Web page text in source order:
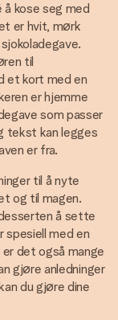
å kose seg med
er hvit, mørk
til
et kort med en
er hjemme
som passer
tekst kan legges
er fra.
til å nyte
og til magen.
å sette
spesiell med en
det også mange
gjøre anledninger
du gjøre dine